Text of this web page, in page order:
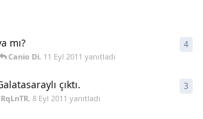
mı?
Canio Di, 11 Eyl 2011 yanıtladı
4
çıktı.
, 8 Eyl 2011 yanıtladı
3